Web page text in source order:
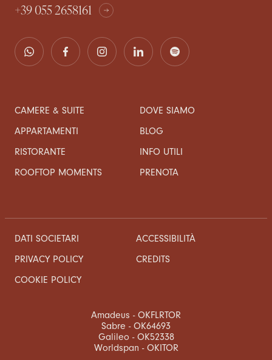
+39 055 2658161
CAMERE & SUITE
APPARTAMENTI
RISTORANTE
ROOFTOP MOMENTS
DOVE SIAMO
BLOG
INFO UTILI
PRENOTA
DATI SOCIETARI
PRIVACY POLICY
COOKIE POLICY
ACCESSIBILITÀ
CREDITS
Amadeus - OKFLRTOR
Sabre - OK64693
Galileo - OK52338
Worldspan - OKITOR